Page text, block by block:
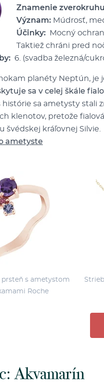
Znamenie
Význam: Múdrosť,
Účinky:
Mocný
Taktiež chráni pred
6. (svadba železná/
planéty Neptún, je
sa v celej škále
histórie sa ametysty
klenotov, pretože
švédskej kráľovnej Silvie.
ametyste
prsteň s ametystom
Roche
Akvamarín